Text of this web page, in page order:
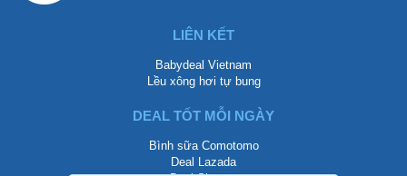
LIÊN KẾT
Babydeal Vietnam
Lều xông hơi tự bung
DEAL TỐT MỖI NGÀY
Bình sữa Comotomo
Deal Lazada